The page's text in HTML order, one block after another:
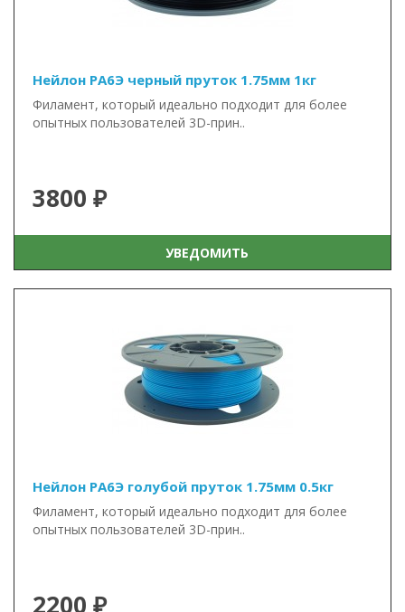
Нейлон PA6Э черный пруток 1.75мм 1кг
Филамент, который идеально подходит для более
опытных пользователей 3D-прин..
3800 ₽
УВЕДОМИТЬ
Нейлон PA6Э голубой пруток 1.75мм 0.5кг
Филамент, который идеально подходит для более
опытных пользователей 3D-прин..
2200 ₽